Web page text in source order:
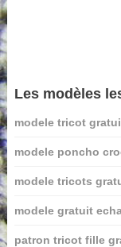
Les modèles
modele tricot
modele poncho
modele tricots
modele gratuit
patron tricot fille